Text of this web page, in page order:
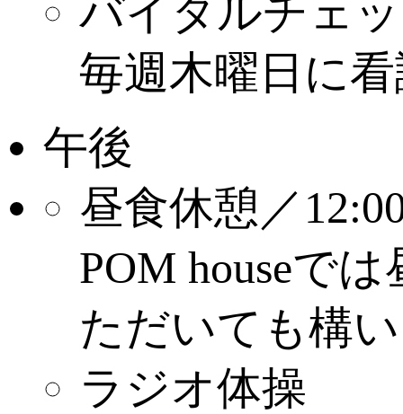
バイタルチェ
毎週木曜日に
午後
昼食休憩／
POM houseで
ただいても構
ラジオ体操